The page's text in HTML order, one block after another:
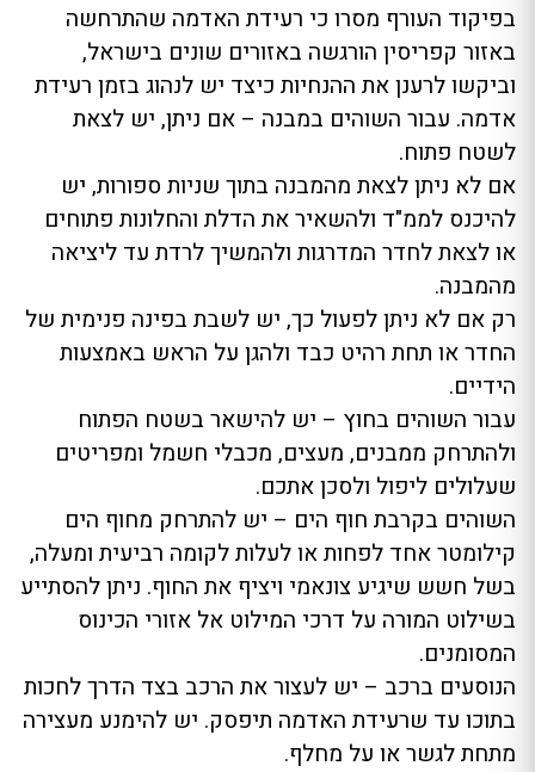
בפיקוד העורף מסרו כי רעידת האדמה שהתרחשה
באזור קפריסין הורגשה באזורים שונים בישראל,
וביקשו לרענן את ההנחיות כיצד יש לנהוג בזמן רעידת
אדמה. עבור השוהים במבנה – אם ניתן, יש לצאת
לשטח פתוח.
אם לא ניתן לצאת מהמבנה בתוך שניות ספורות, יש
להיכנס לממ"ד ולהשאיר את הדלת והחלונות פתוחים
או לצאת לחדר המדרגות ולהמשיך לרדת עד ליציאה
מהמבנה.
רק אם לא ניתן לפעול כך, יש לשבת בפינה פנימית של
החדר או תחת רהיט כבד ולהגן על הראש באמצעות
הידיים.
עבור השוהים בחוץ – יש להישאר בשטח הפתוח
ולהתרחק ממבנים, מעצים, מכבלי חשמל ומפריטים
שעלולים ליפול ולסכן אתכם.
השוהים בקרבת חוף הים – יש להתרחק מחוף הים
קילומטר אחד לפחות או לעלות לקומה רביעית ומעלה,
בשל חשש שיגיע צונאמי ויציף את החוף. ניתן להסתייע
בשילוט המורה על דרכי המילוט אל אזורי הכינוס
המסומנים.
הנוסעים ברכב – יש לעצור את הרכב בצד הדרך לחכות
בתוכו עד שרעידת האדמה תיפסק. יש להימנע מעצירה
מתחת לגשר או על מחלף.